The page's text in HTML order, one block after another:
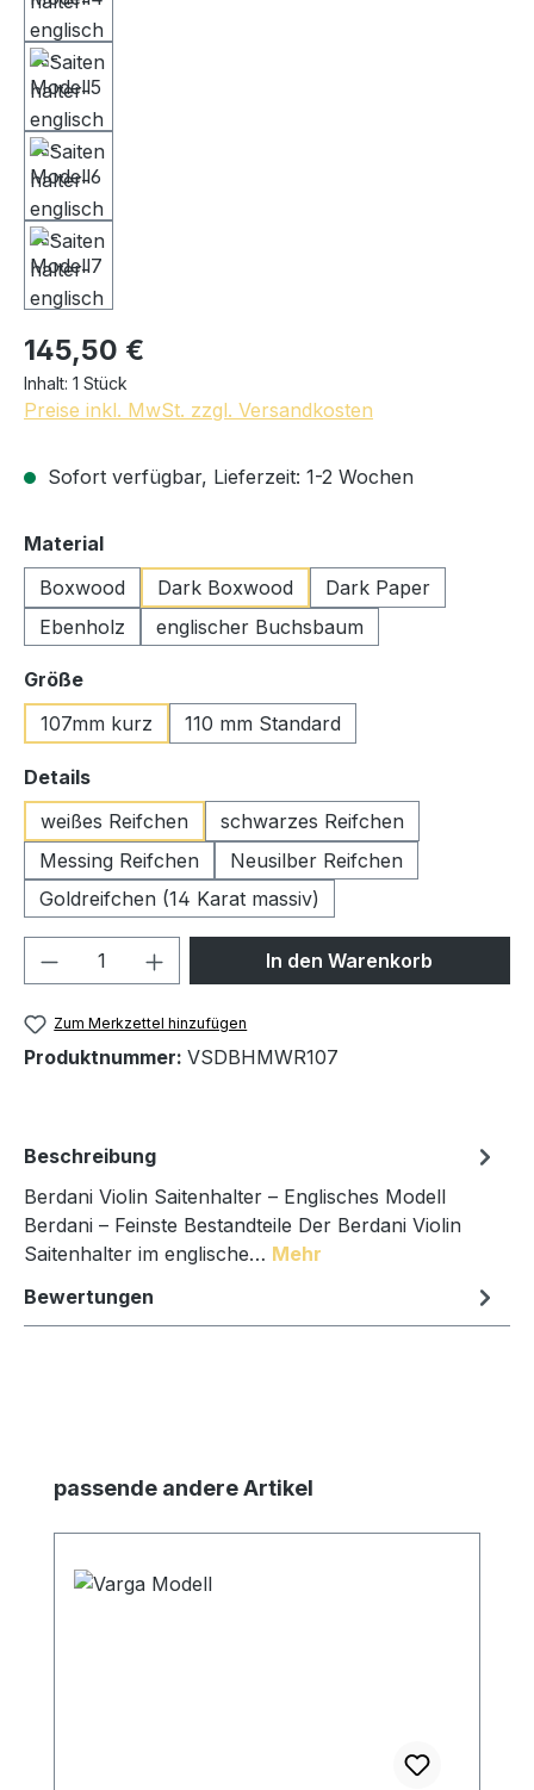
145,50 €
Inhalt: 1 Stück
Preise inkl. MwSt. zzgl. Versandkosten
Sofort verfügbar, Lieferzeit: 1-2 Wochen
Materialauswählen
Boxwood
Dark Boxwood
Dark Paper
Ebenholz
englischer Buchsbaum
Größeauswählen
107mm kurz
110 mm Standard
Detailsauswählen
weißes Reifchen
schwarzes Reifchen
Messing Reifchen
Neusilber Reifchen
Goldreifchen (14 Karat massiv)
Produkt Anzahl: Gib denIn den Warenkorb
Zum Merkzettel hinzufügen
Produktnummer: VSDBHMWR107
Beschreibung
Berdani Violin Saitenhalter – Englisches Modell
Berdani – Feinste Bestandteile Der Berdani Violin
Saitenhalter im englische… Mehr
Bewertungen
Produktgalerie überspringen
passende andere Artikel